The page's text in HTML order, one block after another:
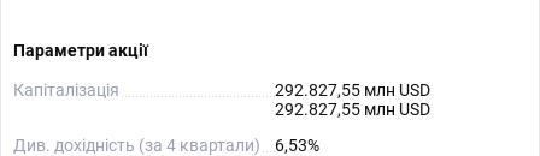
Параметри акції
Капіталізація
292.827,55 млн USD
292.827,55 млн USD
Див. дохідність (за 4 квартали)
6,53%